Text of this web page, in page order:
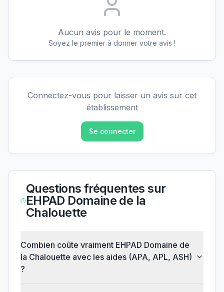
Aucun avis pour le moment.
Soyez le premier à donner votre avis !
Connectez-vous pour laisser un avis sur cet
établissement
Se connecter
Questions fréquentes sur
EHPAD Domaine de la
Chalouette
Combien coûte vraiment EHPAD Domaine de
la Chalouette avec les aides (APA, APL, ASH)
?